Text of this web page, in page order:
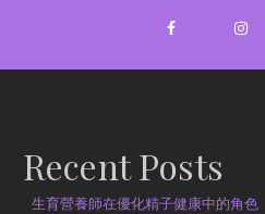
Recent Posts
生育營養師在優化精子健康中的角色